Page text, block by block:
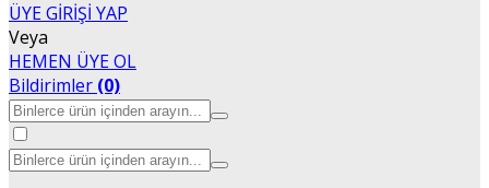
ÜYE GİRİŞİ YAP
Veya
HEMEN ÜYE OL
Bildirimler (0)